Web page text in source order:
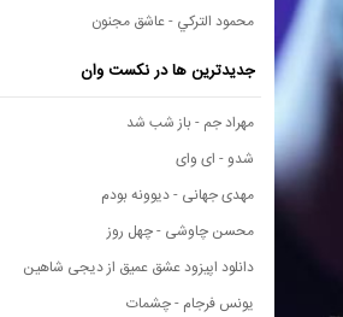
محمود التركي - عاشق مجنون
جدیدترین ها در نکست وان
مهراد جم - باز شب شد
شدو - ای وای
مهدی جهانی - دیوونه بودم
محسن چاوشی - چهل روز
دانلود اپیزود عشق عمیق از دیجی شاهین
یونس فرجام - چشمات